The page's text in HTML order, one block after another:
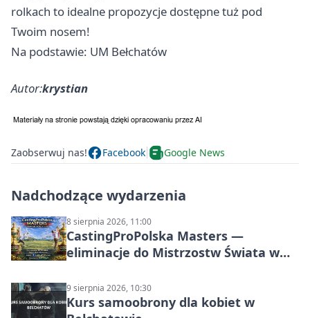
rolkach to idealne propozycje dostępne tuż pod
Twoim nosem!
Na podstawie: UM Bełchatów
Autor:krystian
Zaobserwuj nas! Facebook Google News
Nadchodzące wydarzenia
8 sierpnia 2026, 11:00
CastingProPolska Masters —
eliminacje do Mistrzostw Świata w
9 sierpnia 2026, 10:30
Kurs samoobrony dla kobiet w